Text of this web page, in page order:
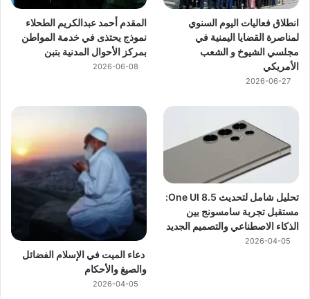
انطلاق فعاليات اليوم السنوي
لمناصرة القضايا اليمنية في
مجلسي الشيوخ و الشعب
الأمريكي
2026-06-27
المقدم أحمد عبدالكريم الطحلاء
نموذج يحتذى في خدمة المواطن
بمركز الأحوال المدنية بتبن
2026-06-08
تحليل شامل لتحديث One UI 8.5:
مستقبل تجربة سامسونج بين
الذكاء الاصطناعي والتصميم الجديد
2026-04-05
دعاء الميت في الإسلام الفضائل
والصيغ والأحكام
2026-04-05